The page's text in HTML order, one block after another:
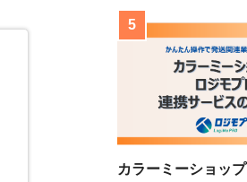
カラーミーショップ